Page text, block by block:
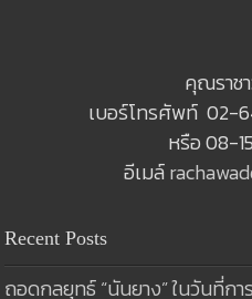
คุณราช
เบอร์โทรศัพท์ 02-
หรือ 08-
อีเมล์
Recent Posts
ถอดกลยุทธ์ “นันยาง” ในวันที่กา